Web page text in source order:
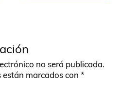
no será publicada.
marcados con *